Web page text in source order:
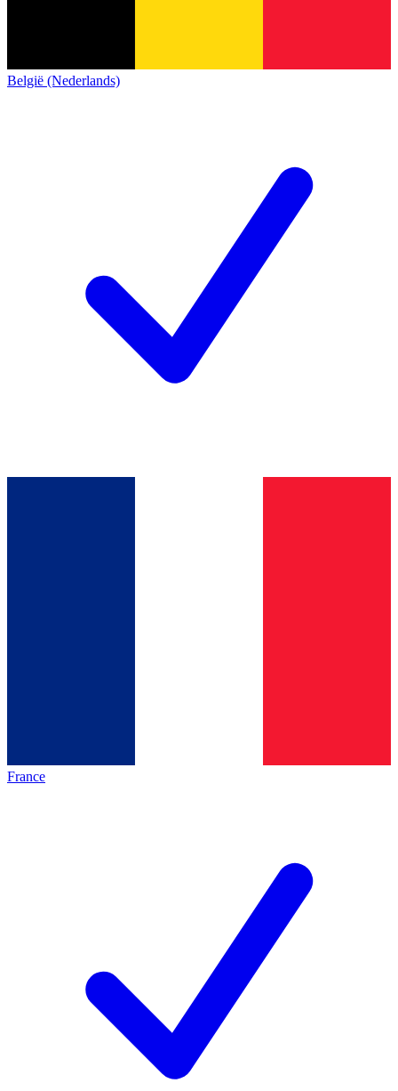
België (Nederlands)
France